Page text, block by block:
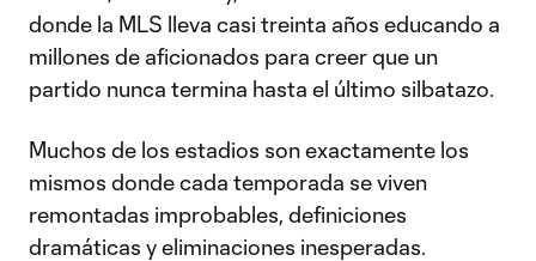
donde la MLS lleva casi treinta años educando a
millones de aficionados para creer que un
partido nunca termina hasta el último silbatazo.
Muchos de los estadios son exactamente los
mismos donde cada temporada se viven
remontadas improbables, definiciones
dramáticas y eliminaciones inesperadas.